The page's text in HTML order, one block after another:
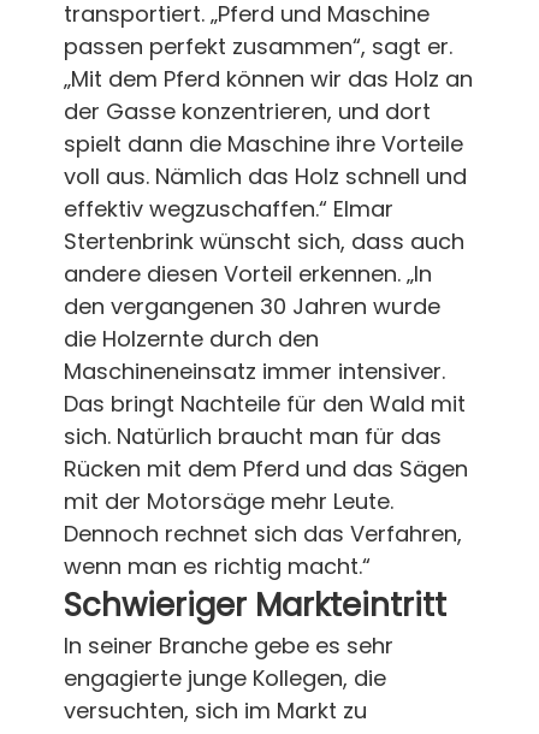
transportiert. „Pferd und Maschine
passen perfekt zusammen“, sagt er.
„Mit dem Pferd können wir das Holz an
der Gasse konzentrieren, und dort
spielt dann die Maschine ihre Vorteile
voll aus. Nämlich das Holz schnell und
effektiv wegzuschaffen.“ Elmar
Stertenbrink wünscht sich, dass auch
andere diesen Vorteil erkennen. „In
den vergangenen 30 Jahren wurde
die Holzernte durch den
Maschineneinsatz immer intensiver.
Das bringt Nachteile für den Wald mit
sich. Natürlich braucht man für das
Rücken mit dem Pferd und das Sägen
mit der Motorsäge mehr Leute.
Dennoch rechnet sich das Verfahren,
wenn man es richtig macht.“
Schwieriger Markteintritt
In seiner Branche gebe es sehr
engagierte junge Kollegen, die
versuchten, sich im Markt zu